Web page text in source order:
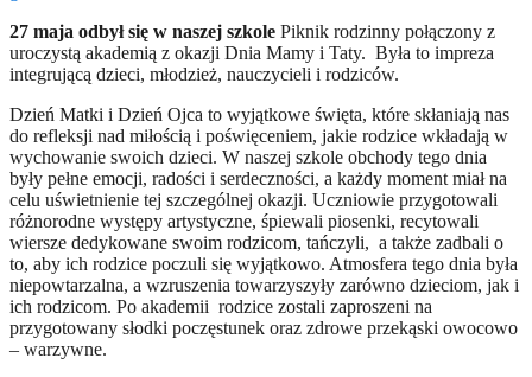
27 maja odbył się w naszej szkole Piknik rodzinny połączony z
uroczystą akademią z okazji Dnia Mamy i Taty. Była to impreza
integrującą dzieci, młodzież, nauczycieli i rodziców.
Dzień Matki i Dzień Ojca to wyjątkowe święta, które skłaniają nas
do refleksji nad miłością i poświęceniem, jakie rodzice wkładają w
wychowanie swoich dzieci. W naszej szkole obchody tego dnia
były pełne emocji, radości i serdeczności, a każdy moment miał na
celu uświetnienie tej szczególnej okazji. Uczniowie przygotowali
różnorodne występy artystyczne, śpiewali piosenki, recytowali
wiersze dedykowane swoim rodzicom, tańczyli, a także zadbali o
to, aby ich rodzice poczuli się wyjątkowo. Atmosfera tego dnia była
niepowtarzalna, a wzruszenia towarzyszyły zarówno dzieciom, jak i
ich rodzicom. Po akademii rodzice zostali zaproszeni na
przygotowany słodki poczęstunek oraz zdrowe przekąski owocowo
– warzywne.